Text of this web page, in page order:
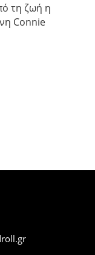
τη ζωή η
Connie